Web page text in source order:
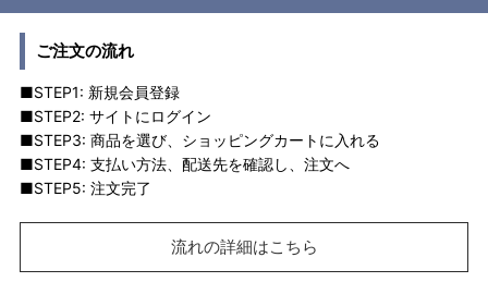
ご注文の流れ
■STEP1: 新規会員登録
■STEP2: サイトにログイン
■STEP3: 商品を選び、ショッピングカートに入れる
■STEP4: 支払い方法、配送先を確認し、注文へ
■STEP5: 注文完了
流れの詳細はこちら